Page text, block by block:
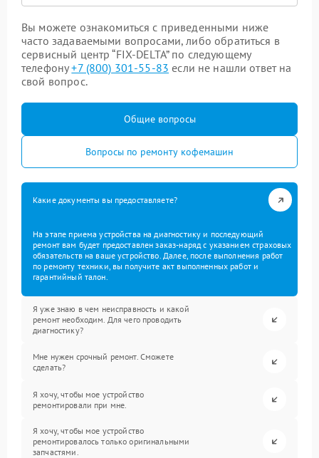
Вы можете ознакомиться с приведенными ниже
часто задаваемыми вопросами, либо обратиться в
сервисный центр “FIX-DELTA” по следующему
телефону+7 (800) 301-55-83 если не нашли ответ на
свой вопрос.
Общие вопросы
Вопросы по ремонту кофемашин
Какие документы вы предоставляете?
На этапе приема устройства на диагностику и последующий
ремонт вам будет предоставлен заказ-наряд с указанием страховых
обязательств на ваше устройство. Далее, после выполнения работ
по ремонту техники, вы получите акт выполненных работ и
гарантийный талон.
Я уже знаю в чем неисправность и какой
ремонт необходим. Для чего проводить
диагностику?
Мне нужен срочный ремонт. Сможете
сделать?
Я хочу, чтобы мое устройство
ремонтировали при мне.
Я хочу, чтобы мое устройство
ремонтировалось только оригинальными
запчастями.